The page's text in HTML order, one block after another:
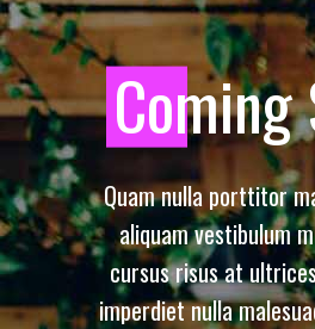
Coming
Quam nulla porttitor
aliquam vestibulum
cursus risus at
imperdiet nulla